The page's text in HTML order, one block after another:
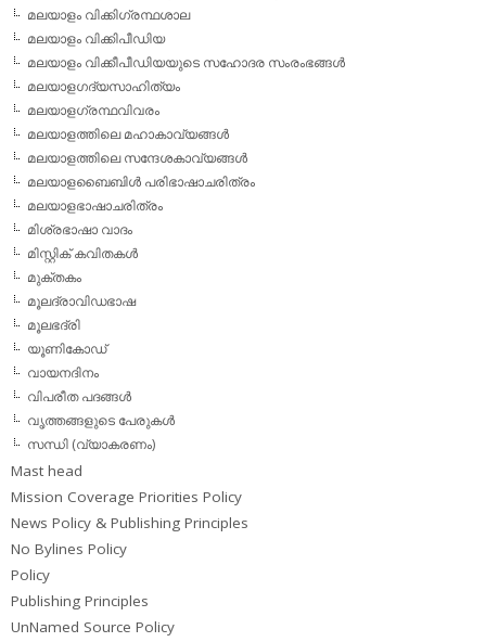
മലയാളം വിക്കിഗ്രന്ഥശാല
മലയാളം വിക്കിപീഡിയ
മലയാളം വിക്കീപീഡിയയുടെ സഹോദര സംരംഭങ്ങള്‍
മലയാളഗദ്യസാഹിത്യം
മലയാളഗ്രന്ഥവിവരം
മലയാളത്തിലെ മഹാകാവ്യങ്ങള്‍
മലയാളത്തിലെ സന്ദേശകാവ്യങ്ങള്‍
മലയാളബൈബിള്‍ പരിഭാഷാചരിത്രം
മലയാളഭാഷാചരിത്രം
മിശ്രഭാഷാ വാദം
മിസ്റ്റിക് കവിതകള്‍
മുക്തകം
മൂലദ്രാവിഡഭാഷ
മൂലഭദ്രി
യൂണികോഡ്
വായനദിനം
വിപരീത പദങ്ങള്‍
വൃത്തങ്ങളുടെ പേരുകള്‍
സന്ധി (വ്യാകരണം)
Mast head
Mission Coverage Priorities Policy
News Policy & Publishing Principles
No Bylines Policy
Policy
Publishing Principles
UnNamed Source Policy